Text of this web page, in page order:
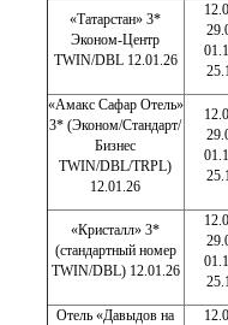
«Татарстан» 3*
Эконом-Центр
TWIN/DBL 12.01.26
«Амакс Сафар Отель»
3* (Эконом/Стандарт/
Бизнес
TWIN/DBL/TRPL)
12.01.26
«Кристалл» 3*
(стандартный номер
TWIN/DBL) 12.01.26
Отель «Давыдов на